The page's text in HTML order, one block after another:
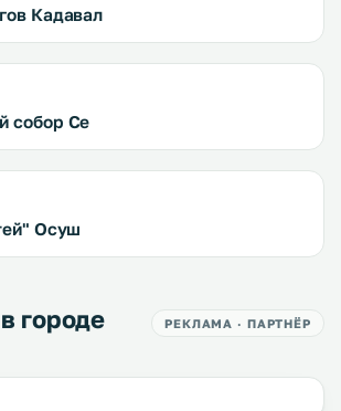
Кадавал
собор Се
Осуш
городе
РЕКЛАМА · ПАРТНЁР